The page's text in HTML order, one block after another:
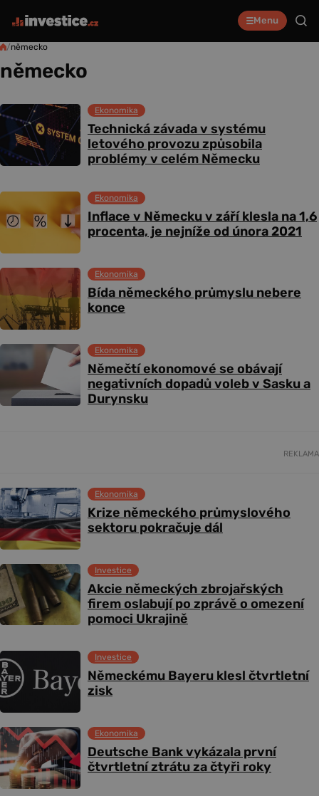
Menu
/německo
německo
Technická závada v systému
letového provozu způsobila
problémy v celém Německu
Ekonomika
Inflace v Německu v září klesla na 1,6
procenta, je nejníže od února 2021
Ekonomika
Bída německého průmyslu nebere
konce
Ekonomika
Němečtí ekonomové se obávají
negativních dopadů voleb v Sasku a
Durynsku
Ekonomika
REKLAMA
Krize německého průmyslového
sektoru pokračuje dál
Ekonomika
Akcie německých zbrojařských
firem oslabují po zprávě o omezení
pomoci Ukrajině
Investice
Německému Bayeru klesl čtvrtletní
zisk
Investice
Deutsche Bank vykázala první
čtvrtletní ztrátu za čtyři roky
Ekonomika